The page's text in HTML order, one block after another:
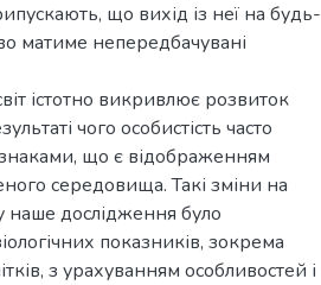
що вихід із неї на будь-
матиме непередбачувані
істотно викривлює розвиток
чого особистість часто
що є відображенням
середовища. Такі зміни на
наше дослідження було
показників, зокрема
з урахуванням особливостей і